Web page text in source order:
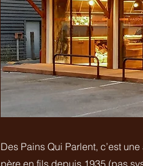
Des Pains Qui Parlent, c’est
père en fils depuis 1935 (pas